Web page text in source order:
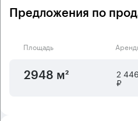
Предложения по
Площадь
2948 м² 2
₽